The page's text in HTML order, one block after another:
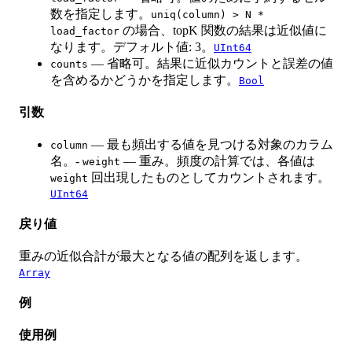
数を指定します。
uniq(column) > N *
load_factor の場合、topK 関数の結果は近似値に
なります。デフォルト値: 3。
UInt64
counts — 省略可。結果に近似カウントと誤差の値
を含めるかどうかを指定します。
Bool
引数
column — 最も頻出する値を見つける対象のカラム
名。- weight — 重み。頻度の計算では、各値は
weight 回出現したものとしてカウントされます。
UInt64
戻り値
重みの近似合計が最大となる値の配列を返します。
Array
例
使用例